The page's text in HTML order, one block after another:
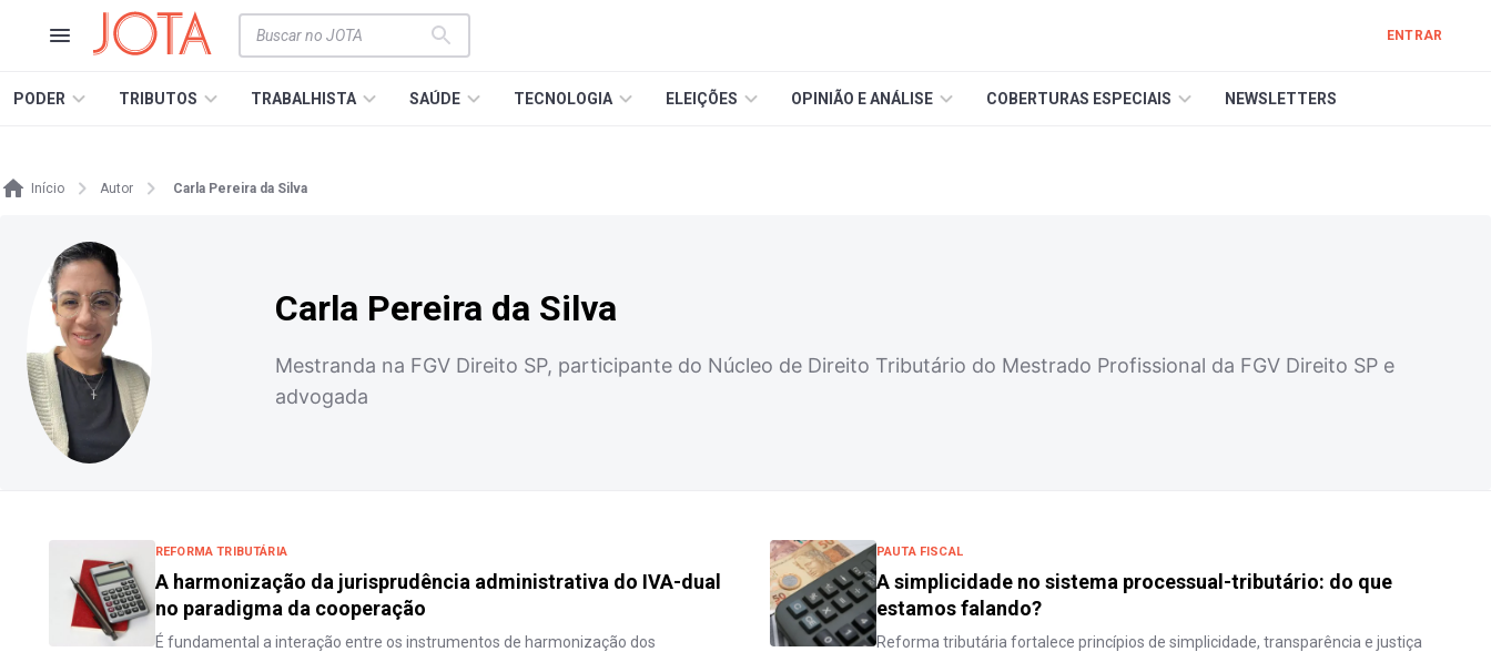
ENTRAR
PODER TRIBUTOS TRABALHISTA SAÚDE TECNOLOGIA ELEIÇÕES OPINIÃO E ANÁLISE COBERTURAS ESPECIAIS NEWSLETTERS
Início Autor Carla Pereira da Silva
Carla Pereira da Silva
Mestranda na FGV Direito SP, participante do Núcleo de Direito Tributário do Mestrado Profissional da FGV Direito SP e
advogada
REFORMA TRIBUTÁRIA
A harmonização da jurisprudência administrativa do IVA-dual
no paradigma da cooperação
É fundamental a interação entre os instrumentos de harmonização dos
PAUTA FISCAL
A simplicidade no sistema processual-tributário: do que
estamos falando?
Reforma tributária fortalece princípios de simplicidade, transparência e justiça